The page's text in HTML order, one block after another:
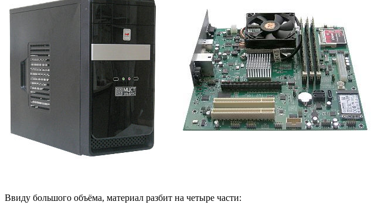
Ввиду большого объёма, материал разбит на четыре части: